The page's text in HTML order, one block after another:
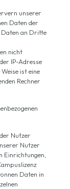
unserer
Daten der
an Dritte
nicht
IP-Adresse
ist eine
Rechner
Nutzer
Nutzer
Einrichtungen,
Daten in